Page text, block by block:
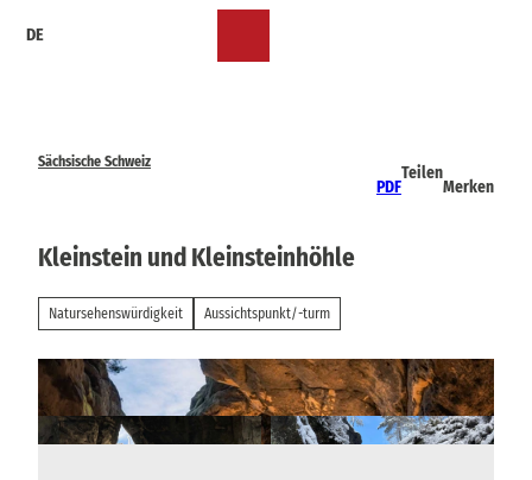
DE
Sächsische Schweiz
PDF
Teilen
Merken
Kleinstein und Kleinsteinhöhle
Natursehenswürdigkeit Aussichtspunkt/-turm